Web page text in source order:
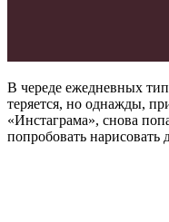
В череде ежедневных
теряется, но однажды,
«Инстаграма», снова
попробовать нарисовать